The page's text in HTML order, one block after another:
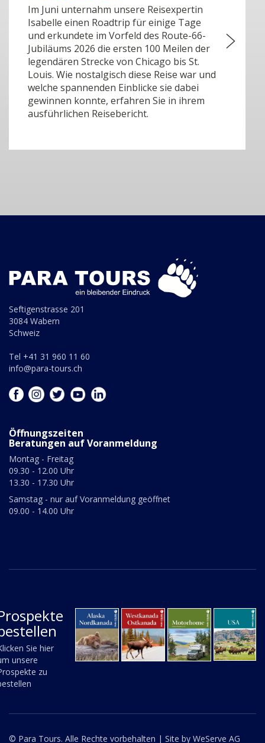
Im Juni unternahm unsere Reisexpertin
Isabelle einen Roadtrip für einige Tage
und erkundete im Vorfeld des Route-66-
Jubiläums 2026 die ersten 100 Meilen der
legendären Strecke von Chicago bis St.
Louis. Wie nostalgisch diese Reise war und
welche spannenden Einblicke sie dabei
gewinnen konnte, erfahren Sie in ihrem
ausführlichen Reisebericht.
Seftigenstrasse 201
3084 Wabern
Schweiz
Tel +41 31 960 11 60
info@para-tours.ch
Öffnungszeiten
Beratungen auf Voranmeldung
Montag - Freitag
09.30 - 12.00 Uhr
13.30 - 17.30 Uhr
Samstag - nur auf Voranmeldung geöffnet
09.00 - 14.00 Uhr
Sie hier
unsere
zu
© Para Tours. Alle Rechte vorbehalten | Site by WeServe AG